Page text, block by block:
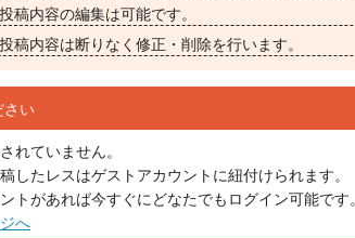
稿内容の編集は可能です。
稿内容は断りなく修正・削除を行います。
さい
れていません。
したレスはゲストアカウントに紐付けられます。
トがあれば今すぐにどなたでもログイン可能です。
へ